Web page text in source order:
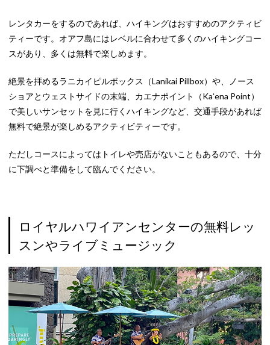
レンタカーをするのであれば、ハイキングはおすすめのアクティビ
ティーです。オアフ島にはレベルに合わせて多くのハイキングコー
スがあり、多くは無料で楽しめます。
絶景を拝めるラニカイピルボックス（Lanikai Pillbox）や、ノース
ショアとウェストサイドの末端、カエナポイント（Kaʻena Point）
で美しいサンセットを見に行くハイキングなど、交通手段があれば
無料で絶景が楽しめるアクティビティーです。
ただしコースによってはトイレや売店がないこともあるので、十分
に下調べと準備をして臨んでください。
ロイヤルハワイアンセンターの無料レッ
スンやライブミュージック